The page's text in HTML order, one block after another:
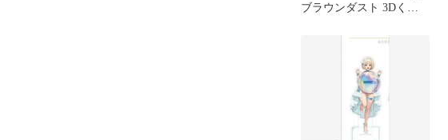
ブラウンダスト 3Dくじ